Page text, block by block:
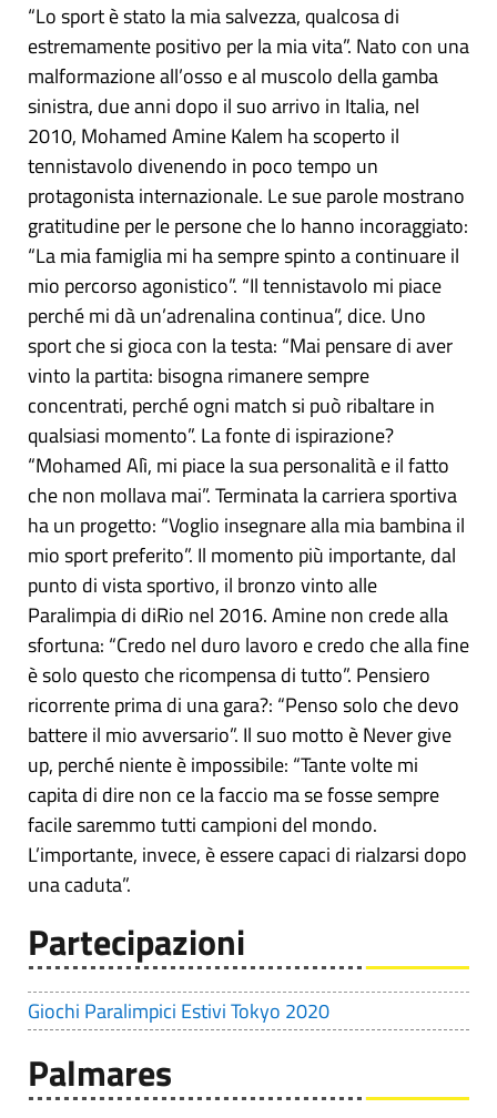
“Lo sport è stato la mia salvezza, qualcosa di
estremamente positivo per la mia vita”. Nato con una
malformazione all’osso e al muscolo della gamba
sinistra, due anni dopo il suo arrivo in Italia, nel
2010, Mohamed Amine Kalem ha scoperto il
tennistavolo divenendo in poco tempo un
protagonista internazionale. Le sue parole mostrano
gratitudine per le persone che lo hanno incoraggiato:
“La mia famiglia mi ha sempre spinto a continuare il
mio percorso agonistico”. “Il tennistavolo mi piace
perché mi dà un’adrenalina continua”, dice. Uno
sport che si gioca con la testa: “Mai pensare di aver
vinto la partita: bisogna rimanere sempre
concentrati, perché ogni match si può ribaltare in
qualsiasi momento”. La fonte di ispirazione?
“Mohamed Alì, mi piace la sua personalità e il fatto
che non mollava mai”. Terminata la carriera sportiva
ha un progetto: “Voglio insegnare alla mia bambina il
mio sport preferito”. Il momento più importante, dal
punto di vista sportivo, il bronzo vinto alle
Paralimpia di diRio nel 2016. Amine non crede alla
sfortuna: “Credo nel duro lavoro e credo che alla fine
è solo questo che ricompensa di tutto”. Pensiero
ricorrente prima di una gara?: “Penso solo che devo
battere il mio avversario”. Il suo motto è Never give
up, perché niente è impossibile: “Tante volte mi
capita di dire non ce la faccio ma se fosse sempre
facile saremmo tutti campioni del mondo.
L’importante, invece, è essere capaci di rialzarsi dopo
una caduta”.
Partecipazioni
Giochi Paralimpici Estivi Tokyo 2020
Palmares